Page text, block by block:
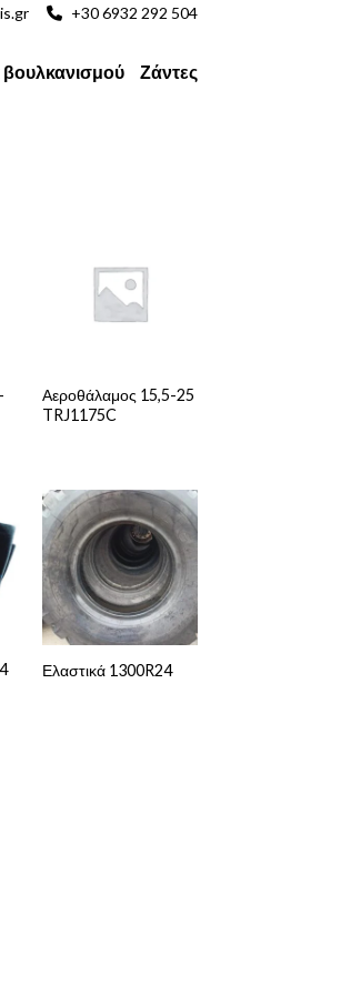
+30 6932 292 504
βουλκανισμού Ζάντες
Αεροθάλαμος 15,5-25
TRJ1175C
Ελαστικά 1300R24